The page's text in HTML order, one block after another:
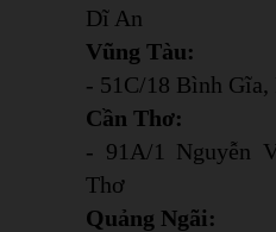
Dĩ An
Vũng Tàu:
- 51C/18 Bình Gĩa,
Cần Thơ:
- 91A/1 Nguyễn
Thơ
Quảng Ngãi: